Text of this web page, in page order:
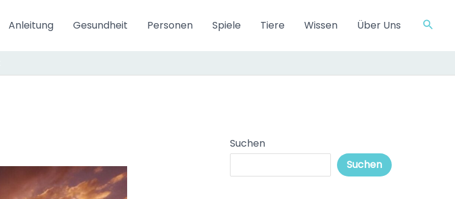
Anleitung Gesundheit Personen Spiele Tiere Wissen Über Uns
Suchen
Suchen